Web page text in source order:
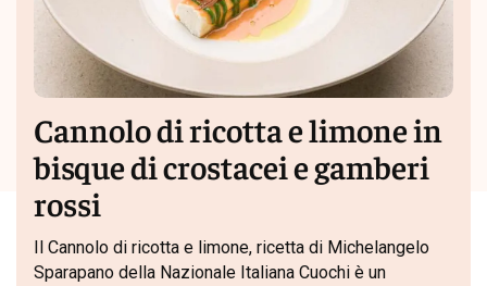
Cannolo di ricotta e limone in
bisque di crostacei e gamberi
rossi
Il Cannolo di ricotta e limone, ricetta di Michelangelo
Sparapano della Nazionale Italiana Cuochi è un